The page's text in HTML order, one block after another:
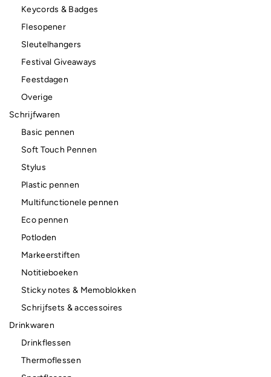
Keycords & Badges
Flesopener
Sleutelhangers
Festival Giveaways
Feestdagen
Overige
Schrijfwaren
Basic pennen
Soft Touch Pennen
Stylus
Plastic pennen
Multifunctionele pennen
Eco pennen
Potloden
Markeerstiften
Notitieboeken
Sticky notes & Memoblokken
Schrijfsets & accessoires
Drinkwaren
Drinkflessen
Thermoflessen